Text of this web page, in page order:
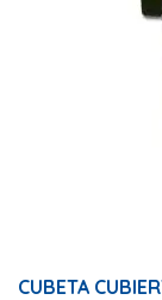
CUBETA